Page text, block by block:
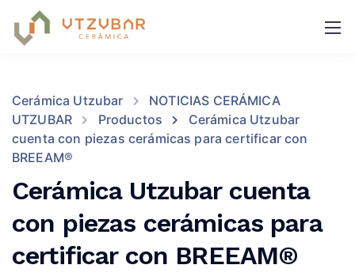
Cerámica Utzubar
NOTICIAS CERÁMICA
UTZUBAR
Productos
Cerámica Utzubar
cuenta con piezas cerámicas para certificar con
BREEAM®
Cerámica Utzubar cuenta
con piezas cerámicas para
certificar con BREEAM®